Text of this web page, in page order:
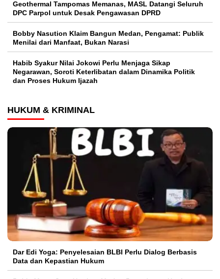
Geothermal Tampomas Memanas, MASL Datangi Seluruh
DPC Parpol untuk Desak Pengawasan DPRD
Bobby Nasution Klaim Bangun Medan, Pengamat: Publik
Menilai dari Manfaat, Bukan Narasi
Habib Syakur Nilai Jokowi Perlu Menjaga Sikap
Negarawan, Soroti Keterlibatan dalam Dinamika Politik
dan Proses Hukum Ijazah
HUKUM & KRIMINAL
Dar Edi Yoga: Penyelesaian BLBI Perlu Dialog Berbasis
Data dan Kepastian Hukum